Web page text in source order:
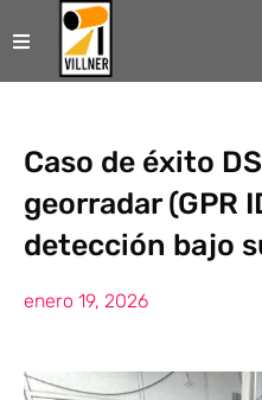
ARRIENDOS
USADOS
SERVICIOS DE
SERVICIO TÉCNICO
Caso de éxito
georradar (GPR
detección bajo
enero 19, 2026